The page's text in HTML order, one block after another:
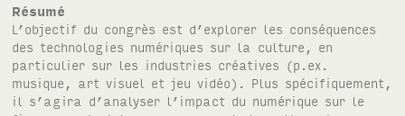
Résumé
L’objectif du congrès est d’explorer les conséquences
des technologies numériques sur la culture, en
particulier sur les industries créatives (p.ex.
musique, art visuel et jeu vidéo). Plus spécifiquement,
il s’agira d’analyser l’impact du numérique sur le